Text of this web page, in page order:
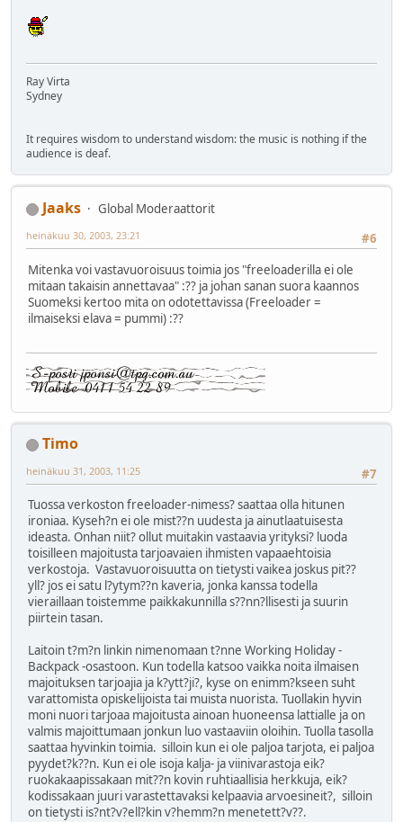
Ray Virta
Sydney
It requires wisdom to understand wisdom: the music is nothing if the
audience is deaf.
Jaaks
Global Moderaattorit
#6
heinäkuu 30, 2003, 23:21
Mitenka voi vastavuoroisuus toimia jos "freeloaderilla ei ole
mitaan takaisin annettavaa" :?? ja johan sanan suora kaannos
Suomeksi kertoo mita on odotettavissa (Freeloader =
ilmaiseksi elava = pummi) :??
Timo
#7
heinäkuu 31, 2003, 11:25
Tuossa verkoston freeloader-nimess? saattaa olla hitunen
ironiaa. Kyseh?n ei ole mist??n uudesta ja ainutlaatuisesta
ideasta. Onhan niit? ollut muitakin vastaavia yrityksi? luoda
toisilleen majoitusta tarjoavaien ihmisten vapaaehtoisia
verkostoja. Vastavuoroisuutta on tietysti vaikea joskus pit??
yll? jos ei satu l?ytym??n kaveria, jonka kanssa todella
vieraillaan toistemme paikkakunnilla s??nn?llisesti ja suurin
piirtein tasan.
Laitoin t?m?n linkin nimenomaan t?nne Working Holiday -
Backpack -osastoon. Kun todella katsoo vaikka noita ilmaisen
majoituksen tarjoajia ja k?ytt?ji?, kyse on enimm?kseen suht
varattomista opiskelijoista tai muista nuorista. Tuollakin hyvin
moni nuori tarjoaa majoitusta ainoan huoneensa lattialle ja on
valmis majoittumaan jonkun luo vastaaviin oloihin. Tuolla tasolla
saattaa hyvinkin toimia. silloin kun ei ole paljoa tarjota, ei paljoa
pyydet?k??n. Kun ei ole isoja kalja- ja viinivarastoja eik?
ruokakaapissakaan mit??n kovin ruhtiaallisia herkkuja, eik?
kodissakaan juuri varastettavaksi kelpaavia arvoesineit?, silloin
on tietysti is?nt?v?ell?kin v?hemm?n menetett?v??.